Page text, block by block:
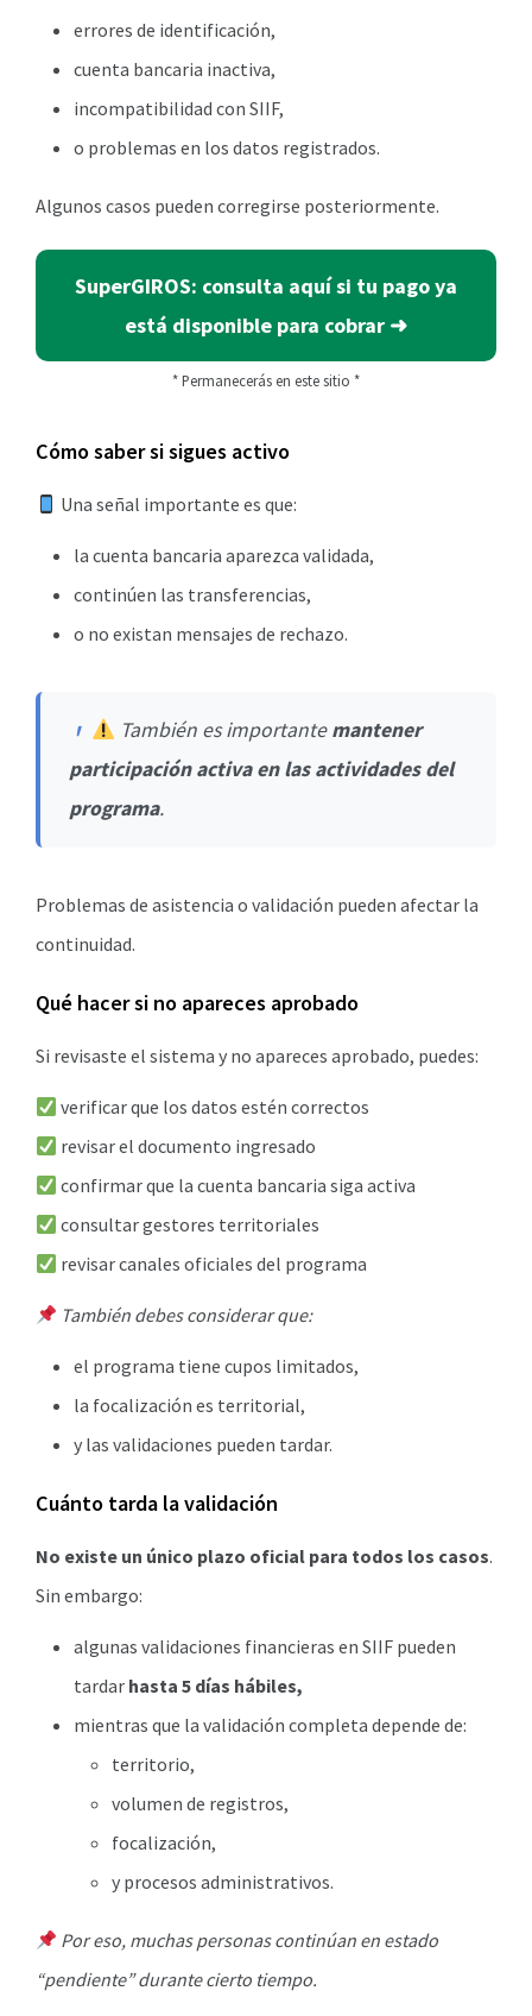
errores de identificación,
cuenta bancaria inactiva,
incompatibilidad con SIIF,
o problemas en los datos registrados.
Algunos casos pueden corregirse posteriormente.
SuperGIROS: consulta aquí si tu pago ya
está disponible para cobrar ➜
* Permanecerás en este sitio *
Cómo saber si sigues activo
Una señal importante es que:
la cuenta bancaria aparezca validada,
continúen las transferencias,
o no existan mensajes de rechazo.
También es importantemantener
participación activa en las actividades del
programa.
Problemas de asistencia o validación pueden afectar la
continuidad.
Qué hacer si no apareces aprobado
Si revisaste el sistema y no apareces aprobado, puedes:
verificar que los datos estén correctos
revisar el documento ingresado
confirmar que la cuenta bancaria siga activa
consultar gestores territoriales
revisar canales oficiales del programa
También debes considerar que:
el programa tiene cupos limitados,
la focalización es territorial,
y las validaciones pueden tardar.
Cuánto tarda la validación
No existe un único plazo oficial para todos los casos.
Sin embargo:
algunas validaciones financieras en SIIF pueden
tardar hasta 5 días hábiles,
mientras que la validación completa depende de:
territorio,
volumen de registros,
focalización,
y procesos administrativos.
Por eso, muchas personas continúan en estado
“pendiente” durante cierto tiempo.